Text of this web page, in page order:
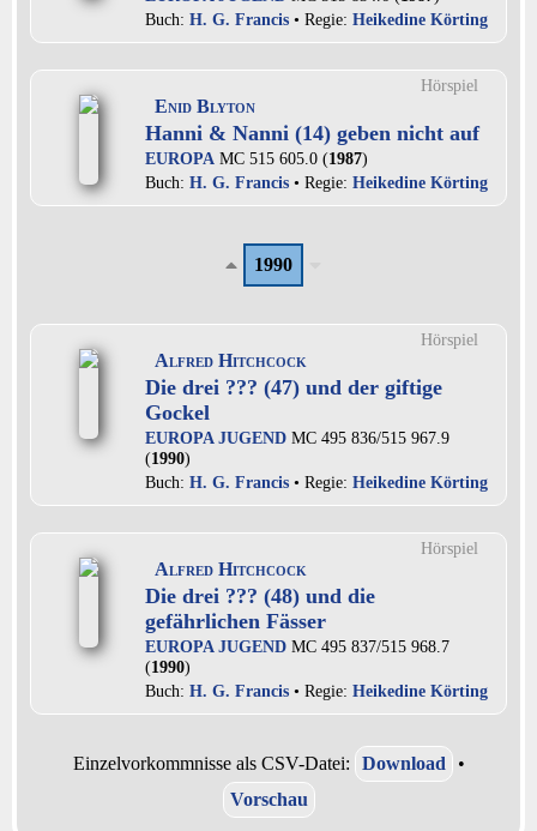
Buch: H. G. Francis • Regie: Heikedine Körting
Hörspiel
Enid Blyton
Hanni & Nanni (14) geben nicht auf
EUROPA MC 515 605.0 (1987)
Buch: H. G. Francis • Regie: Heikedine Körting
1990
Hörspiel
Alfred Hitchcock
Die drei ??? (47) und der giftige
Gockel
EUROPA JUGEND MC 495 836/515 967.9
(1990)
Buch: H. G. Francis • Regie: Heikedine Körting
Hörspiel
Alfred Hitchcock
Die drei ??? (48) und die
gefährlichen Fässer
EUROPA JUGEND MC 495 837/515 968.7
(1990)
Buch: H. G. Francis • Regie: Heikedine Körting
Einzelvorkommnisse als CSV-Datei: Download
•
Vorschau